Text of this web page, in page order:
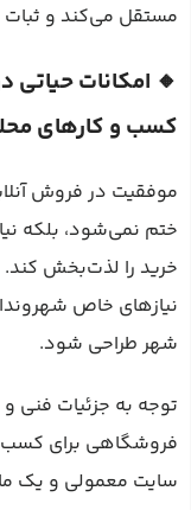
مستقل می‌کند و
🔸 امکانات
کسب و کارهای
موفقیت در فروش
ختم نمی‌شود، بلکه
خرید را لذت‌بخش کند.
نیازهای خاص
شهر طراحی شود.
توجه به جزئیات فنی
فروشگاهی برای کسب
سایت معمولی و یک